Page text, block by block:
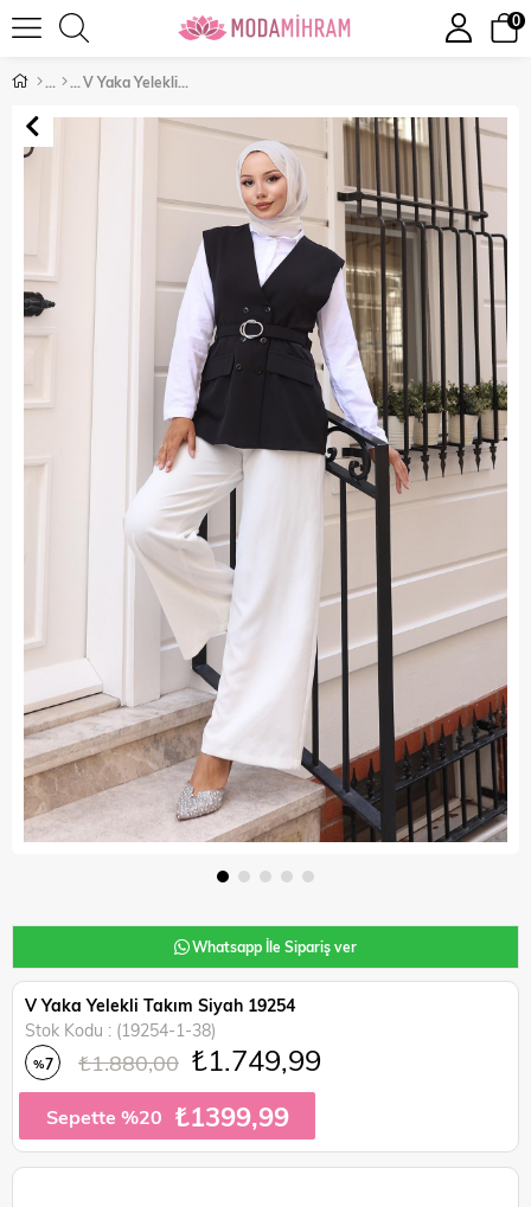
0
V Yaka Yelekli Takım Siyah 19254
Whatsapp İle Sipariş ver
V Yaka Yelekli Takım Siyah 19254
Stok Kodu
(19254-1-38)
%7 ₺1.880,00 ₺1.749,99
Sepette %20 ₺1399,99